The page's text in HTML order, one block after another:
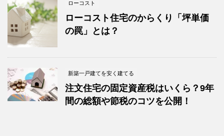
ローコスト
ローコスト住宅のからくり「坪単価
の罠」とは？
新築一戸建てを安く建てる
注文住宅の固定資産税はいくら？9年
間の総額や節税のコツを公開！